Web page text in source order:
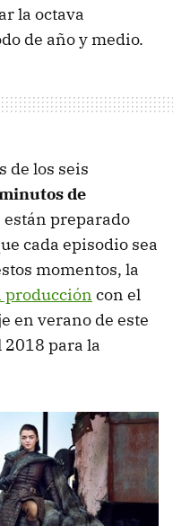
la octava
de año y medio.
de los seis
de
están preparado
cada episodio sea
momentos, la
producción con el
en verano de este
2018 para la